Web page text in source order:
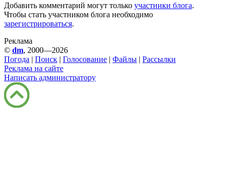
Добавить комментарий могут только участники блога.
Чтобы стать участником блога необходимо
зарегистрироваться.
Реклама
© dm, 2000—2026
Погода | Поиск | Голосование | Файлы | Рассылки
Реклама на сайте
Написать администратору